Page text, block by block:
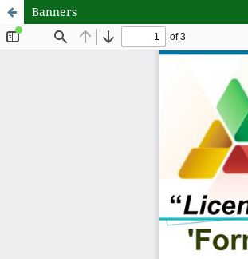
Banners